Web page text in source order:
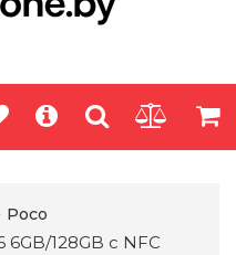
Poco
128GB с NFC